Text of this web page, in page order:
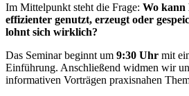
Im Mittelpunkt steht die Frage: Wo kann
effizienter genutzt, erzeugt oder
lohnt sich wirklich?
Das Seminar beginnt um 9:30 Uhr mit
Einführung. Anschließend widmen wir
informativen Vorträgen praxisnahen